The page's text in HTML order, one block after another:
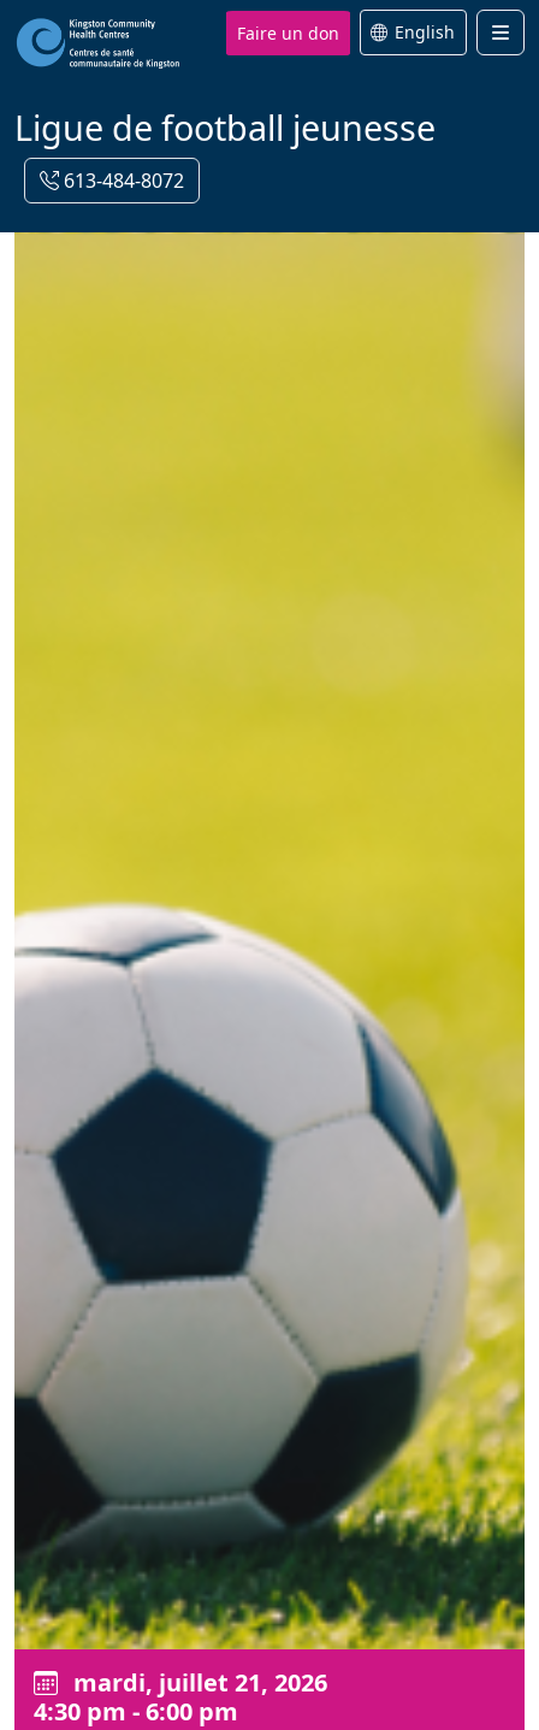
Faire un don English
Ligue de football jeunesse
613-484-8072
mardi, juillet 21, 2026
4:30 pm - 6:00 pm